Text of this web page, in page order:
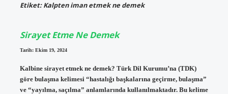
Etiket:Kalpten iman etmek ne demek
Sirayet Etme Ne Demek
Tarih: Ekim 19, 2024
Kalbine sirayet etmek ne demek? Türk Dil Kurumu’na (TDK)
göre bulaşma kelimesi “hastalığı başkalarına geçirme, bulaşma”
ve “yayılma, saçılma” anlamlarında kullanılmaktadır. Bu kelime